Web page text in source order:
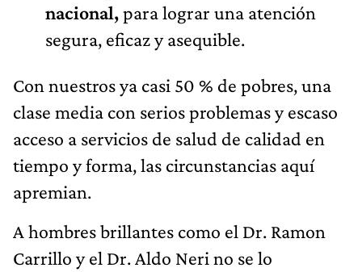
nacional,para lograr una atención
segura, eficaz y asequible.
Con nuestros ya casi 50 % de pobres, una
clase media con serios problemas y escaso
acceso a servicios de salud de calidad en
tiempo y forma, las circunstancias aquí
apremian.
A hombres brillantes como el Dr. Ramon
Carrillo y el Dr. Aldo Neri no se lo